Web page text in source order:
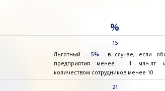
%
15
Льготный –5% в случае, если
предприятия менее 1 млн.лт
количеством сотрудников менее 10
21